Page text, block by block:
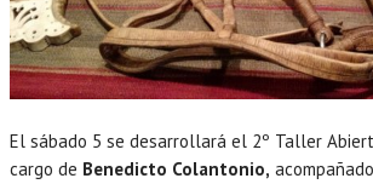
El sábado 5 se desarrollará el 2º Taller
cargo de Benedicto Colantonio,